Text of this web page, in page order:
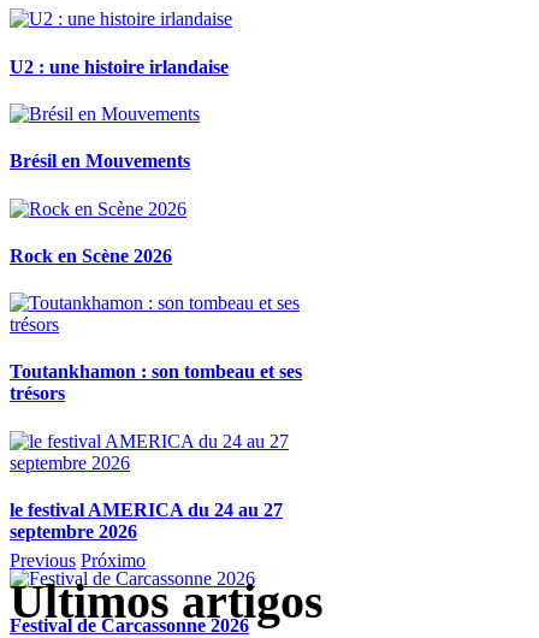
U2 : une histoire irlandaise
Brésil en Mouvements
Rock en Scène 2026
Toutankhamon : son tombeau et ses
trésors
le festival AMERICA du 24 au 27
septembre 2026
Festival de Carcassonne 2026
Previous Próximo
Ultimos artigos